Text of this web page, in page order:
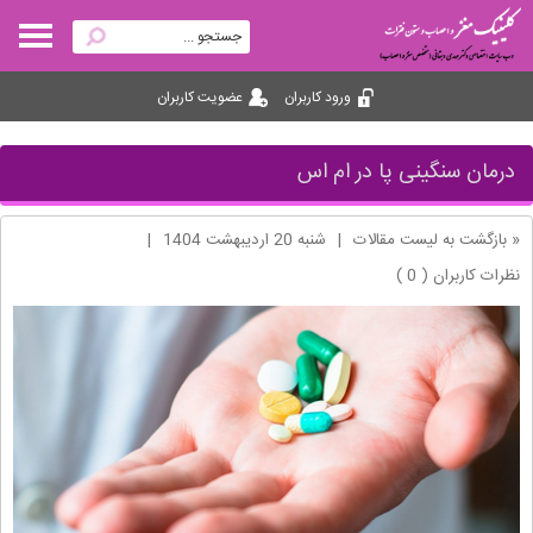
ورود کاربران عضویت کاربران
درمان سنگینی پا در ام اس
« بازگشت به لیست مقالات | شنبه 20 ارديبهشت 1404
|
نظرات کاربران ( 0 )